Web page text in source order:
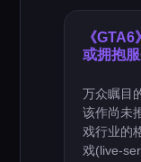
《
或拥抱
万众瞩目
该作尚未
戏行业的
戏(live-